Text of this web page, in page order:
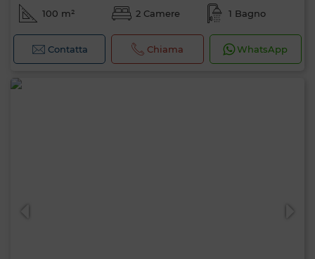
100 m² 2 Camere 1 Bagno
Contatta Chiama WhatsApp